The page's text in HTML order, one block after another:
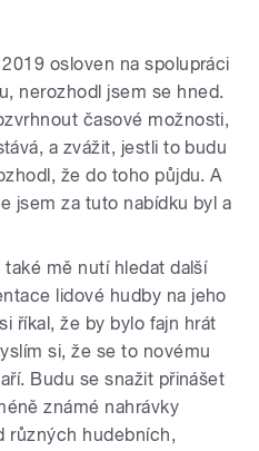
osloven na spolupráci
nerozhodl jsem se hned.
časové možnosti,
a zvážit, jestli to budu
že do toho půjdu. A
jsem za tuto nabídku byl a
také mě nutí hledat další
lidové hudby na jeho
říkal, že by bylo fajn hrát
si, že se to novému
Budu se snažit přinášet
známé nahrávky
různých hudebních,